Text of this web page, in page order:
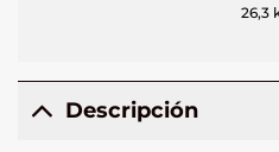
26,3
Descripción